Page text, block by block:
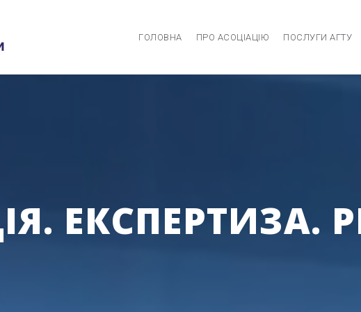
ГОЛОВНА ПРО АСОЦІАЦІЮ ПОСЛУГИ АГТУ
ЕКСПЕРТИЗА.